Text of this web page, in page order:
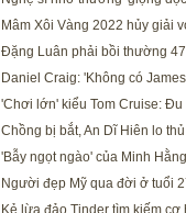
Mâm Xôi Vàng 2022 hủy giải
Đặng Luân phải bồi thường
Daniel Craig: 'Không có
'Chơi lớn' kiểu Tom Cruise:
Chồng bị bắt, An Dĩ Hiên lo
'Bẫy ngọt ngào' của Minh
Người đẹp Mỹ qua đời ở tuổi
Kẻ lừa đảo Tinder tìm kiếm